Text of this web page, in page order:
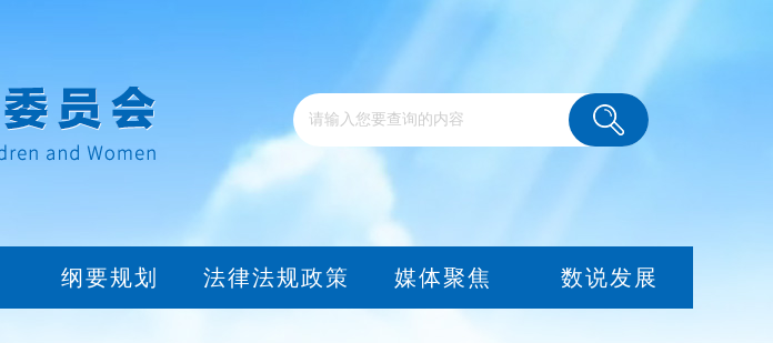
纲要规划 法律法规政策 媒体聚焦 数说发展